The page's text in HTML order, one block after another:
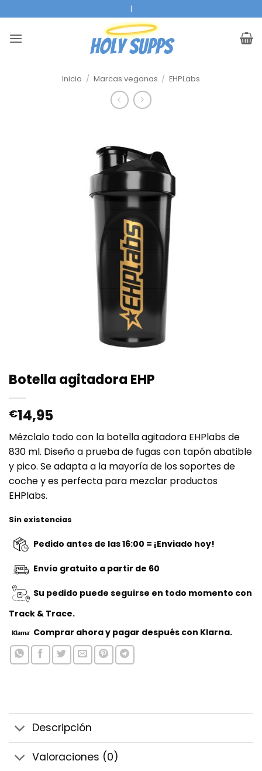
al
contenido
|
Inicio / Marcas veganas / EHPLabs
Botella agitadora EHP
€14,95
Mézclalo todo con la botella agitadora EHPlabs de
830 ml. Diseño a prueba de fugas con tapón abatible
y pico. Se adapta a la mayoría de los soportes de
coche y es perfecta para mezclar productos
EHPlabs.
Sin existencias
Pedido antes de las 16:00 = ¡Enviado hoy!
Envío gratuito a partir de 60
Su pedido puede seguirse en todo momento con
Track & Trace.
Comprar ahoray pagar después con Klarna.
Descripción
Valoraciones (0)